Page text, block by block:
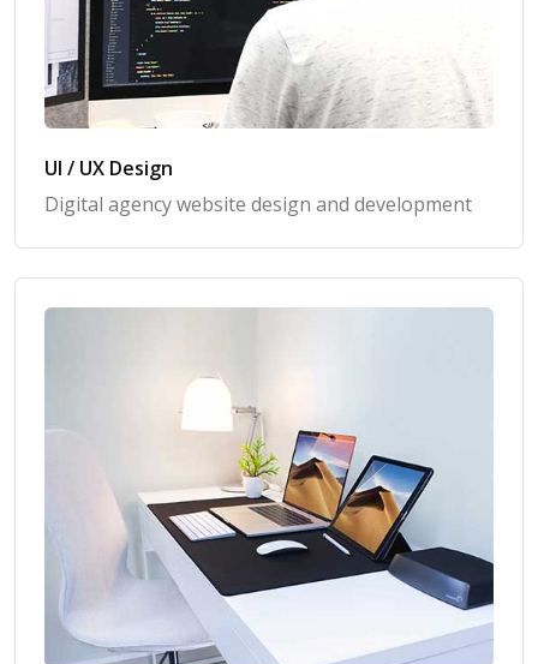
UI / UX Design
Digital agency website design and development